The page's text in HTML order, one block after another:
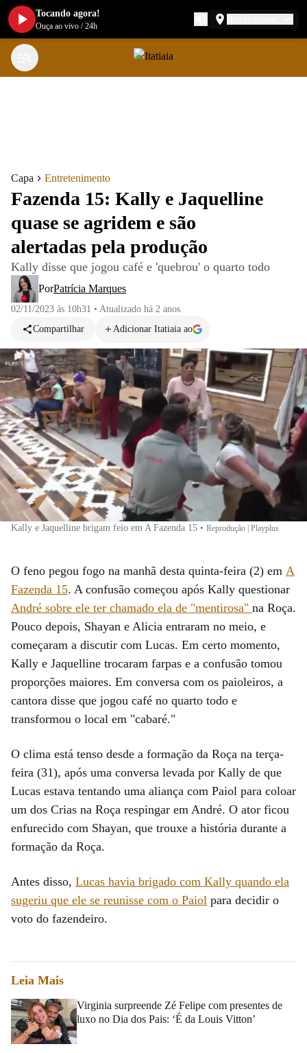
Capa Entretenimento
Fazenda 15: Kally e Jaquelline
quase se agridem e são
alertadas pela produção
Kally disse que jogou café e 'quebrou' o quarto todo
PorPatrícia Marques
02/11/2023 às 10h31 • Atualizado há 2 anos
Compartilhar
Adicionar Itatiaia ao
Kally e Jaquelline brigam feio em A Fazenda 15 • Reprodução | Playplus
O feno pegou fogo na manhã desta quinta-feira (2) em A
Fazenda 15. A confusão começou após Kally questionar
André sobre ele ter chamado ela de "mentirosa" na Roça.
Pouco depois, Shayan e Alicia entraram no meio, e
começaram a discutir com Lucas. Em certo momento,
Kally e Jaquelline trocaram farpas e a confusão tomou
proporções maiores. Em conversa com os paioleiros, a
cantora disse que jogou café no quarto todo e
transformou o local em "cabaré."
O clima está tenso desde a formação da Roça na terça-
feira (31), após uma conversa levada por Kally de que
Lucas estava tentando uma aliança com Paiol para coloar
um dos Crias na Roça respingar em André. O ator ficou
enfurecido com Shayan, que trouxe a história durante a
formação da Roça.
Antes disso, Lucas havia brigado com Kally quando ela
sugeriu que ele se reunisse com o Paiol para decidir o
voto do fazendeiro.
Leia Mais
Virginia surpreende Zé Felipe com presentes de
luxo no Dia dos Pais: ‘É da Louis Vitton’
Tocando agora!
Ouça ao vivo /24h